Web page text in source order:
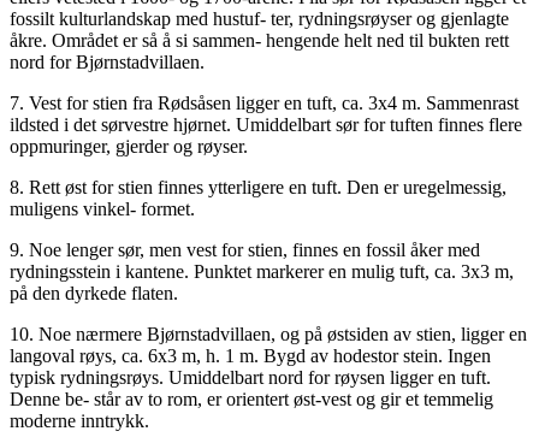
fossilt kulturlandskap med hustuf- ter, rydningsrøyser og gjenlagte
åkre. Området er så å si sammen- hengende helt ned til bukten rett
nord for Bjørnstadvillaen.
7. Vest for stien fra Rødsåsen ligger en tuft, ca. 3x4 m. Sammenrast
ildsted i det sørvestre hjørnet. Umiddelbart sør for tuften finnes flere
oppmuringer, gjerder og røyser.
8. Rett øst for stien finnes ytterligere en tuft. Den er uregelmessig,
muligens vinkel- formet.
9. Noe lenger sør, men vest for stien, finnes en fossil åker med
rydningsstein i kantene. Punktet markerer en mulig tuft, ca. 3x3 m,
på den dyrkede flaten.
10. Noe nærmere Bjørnstadvillaen, og på østsiden av stien, ligger en
langoval røys, ca. 6x3 m, h. 1 m. Bygd av hodestor stein. Ingen
typisk rydningsrøys. Umiddelbart nord for røysen ligger en tuft.
Denne be- står av to rom, er orientert øst-vest og gir et temmelig
moderne inntrykk.